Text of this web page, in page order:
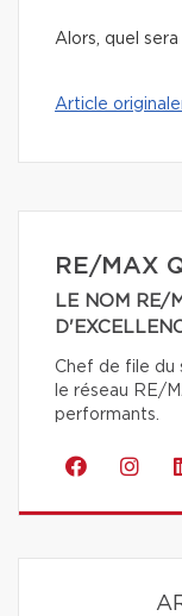
Alors, quel
Article
RE/MAX
LE NOM RE/
Chef de file du
le réseau RE/
performants.